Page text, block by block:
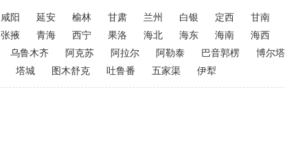
咸阳 延安 榆林 甘肃 兰州 白银 定西 甘南
张掖 青海 西宁 果洛 海北 海东 海南 海西
乌鲁木齐 阿克苏 阿拉尔 阿勒泰 巴音郭楞 博尔
塔城 图木舒克 吐鲁番 五家渠 伊犁